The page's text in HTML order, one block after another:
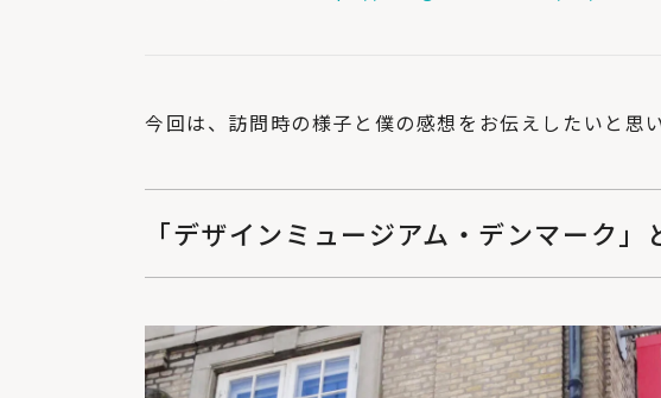
今回は、訪問時の様子と僕の感想をお伝えしたいと思
「デザインミュージアム・デンマーク」